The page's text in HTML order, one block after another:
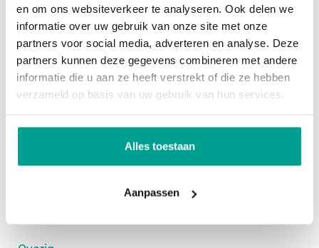
en om ons websiteverkeer te analyseren. Ook delen we
informatie over uw gebruik van onze site met onze
partners voor social media, adverteren en analyse. Deze
partners kunnen deze gegevens combineren met andere
informatie die u aan ze heeft verstrekt of die ze hebben
verzameld op basis van uw gebruik van hun services.
Alles toestaan
Aanpassen
rijwoning in de breedte van 5.40, 5.70 of 6.00 m,
een herenhuis van 7 meter breed, twee-onder-één-
kapwoning met garage of een riante vrijstaande
villa. In Praal woon je in ieder geval zoals dat
vroeger ooit bedoeld is.
PRONKSTUKKEN VAN PRAAL
• Gevarieerde groene buurt met water en
den IJssel
Garage
Schuur / Berging VRIJSTAAND_HOUT
Parkeergelegenheid
Voorzieningen Openbaar parkeren
Dak